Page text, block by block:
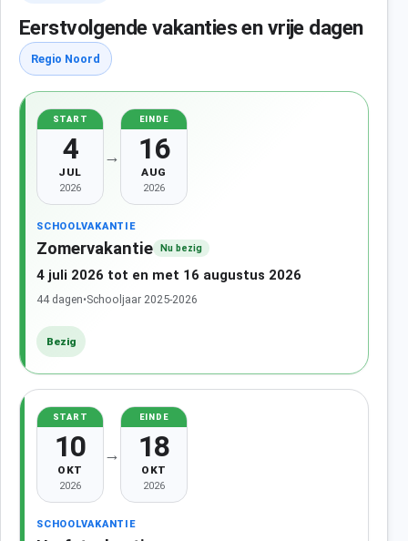
Eerstvolgende vakanties en vrije dagen
Regio Noord
START
4
JUL
2026
→
EINDE
16
AUG
2026
SCHOOLVAKANTIE
Zomervakantie Nu bezig
4 juli 2026 tot en met 16 augustus 2026
44 dagen•Schooljaar 2025-2026
Bezig
START
10
OKT
2026
→
EINDE
18
OKT
2026
SCHOOLVAKANTIE